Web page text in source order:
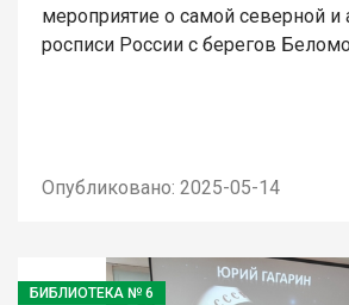
мероприятие о самой северной и
росписи России с берегов
Опубликовано: 2025-05-14
БИБЛИОТЕКА № 6